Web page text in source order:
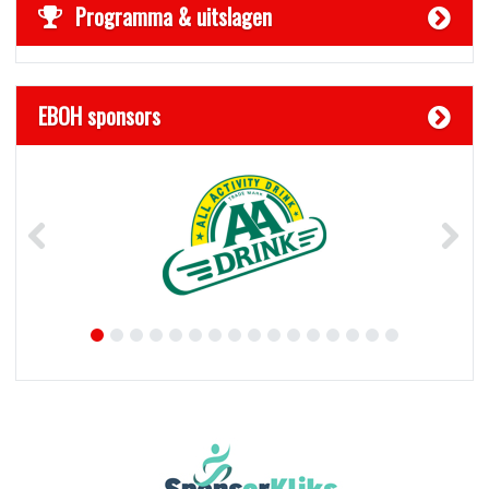
Programma & uitslagen
EBOH sponsors